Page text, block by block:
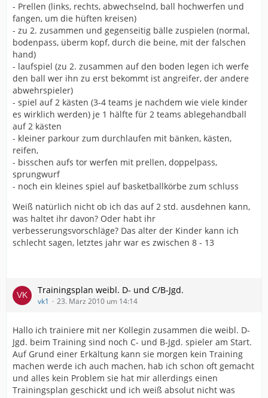
- Prellen (links, rechts, abwechselnd, ball hochwerfen und
fangen, um die hüften kreisen)
- zu 2. zusammen und gegenseitig bälle zuspielen (normal,
bodenpass, überm kopf, durch die beine, mit der falschen
hand)
- laufspiel (zu 2. zusammen auf den boden legen ich werfe
den ball wer ihn zu erst bekommt ist angreifer, der andere
abwehrspieler)
- spiel auf 2 kästen (3-4 teams je nachdem wie viele kinder
es wirklich werden) je 1 hälfte für 2 teams ablegehandball
auf 2 kästen
- kleiner parkour zum durchlaufen mit bänken, kästen,
reifen,
- bisschen aufs tor werfen mit prellen, doppelpass,
sprungwurf
- noch ein kleines spiel auf basketballkörbe zum schluss
Weiß natürlich nicht ob ich das auf 2 std. ausdehnen kann,
was haltet ihr davon? Oder habt ihr
verbesserungsvorschläge? Das alter der Kinder kann ich
schlecht sagen, letztes jahr war es zwischen 8 - 13
Trainingsplan weibl. D- und C/B-Jgd.
vk1 23. März 2010 um 14:14
Hallo ich trainiere mit ner Kollegin zusammen die weibl. D-
Jgd. beim Training sind noch C- und B-Jgd. spieler am Start.
Auf Grund einer Erkältung kann sie morgen kein Training
machen werde ich auch machen, hab ich schon oft gemacht
und alles kein Problem sie hat mir allerdings einen
Trainingsplan geschickt und ich weiß absolut nicht was